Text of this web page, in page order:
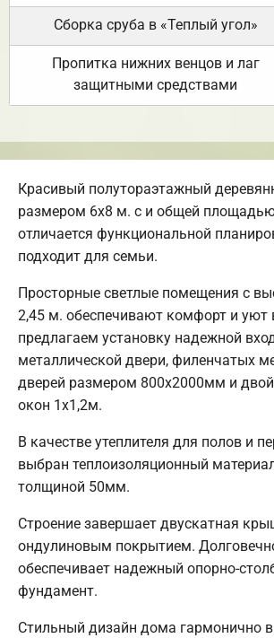
Сборка сруба в «Теплый угол»
Пропитка нижних венцов и лаг
защитными средствами
Красивый полутораэтажный
размером 6х8 м. с и общей
отличается функциональной
подходит для семьи.
Просторные светлые помещения с
2,45 м. обеспечивают комфорт и
предлагаем установку надежной
металлической двери, филенчатых
дверей размером 800х2000мм и
окон 1х1,2м.
В качестве утеплителя для полов и
выбран теплоизоляционный
толщиной 50мм.
Строение завершает двускатная
ондулиновым покрытием.
обеспечивает надежный опорно-
фундамент.
Стильный дизайн дома гармонично